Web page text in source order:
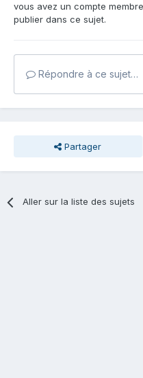
vous avez un compte
publier dans ce sujet.
Répondre à ce sujet…
Partager
Aller sur la liste des sujets